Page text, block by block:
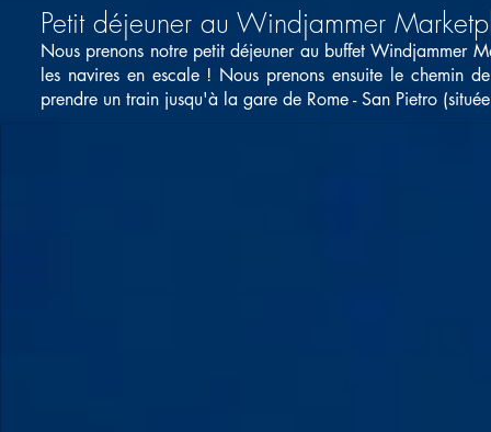
Petit déjeuner au Windjammer
Nous prenons notre petit déjeuner au buffet Windjammer
les navires en escale ! Nous prenons ensuite le chemin
prendre un train jusqu'à la gare de Rome - San Pietro